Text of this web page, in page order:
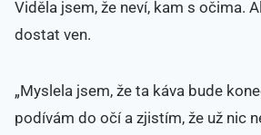
Viděla jsem, že neví, kam s očima.
dostat ven.
„Myslela jsem, že ta káva bude
podívám do očí a zjistím, že už nic